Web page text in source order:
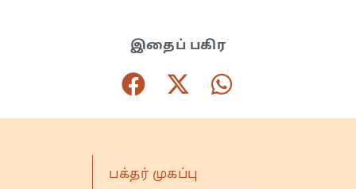
இதைப் பகிர
பக்தர் முகப்பு